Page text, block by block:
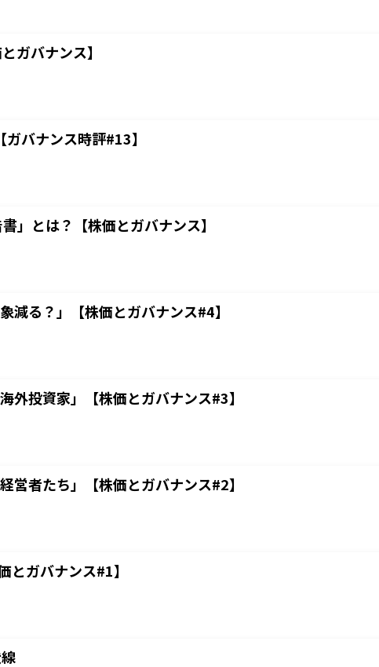
ガバナンス】
バナンス時評#13】
」とは？【株価とガバナンス】
減る？」【株価とガバナンス#4】
外投資家」【株価とガバナンス#3】
営者たち」【株価とガバナンス#2】
ガバナンス#1】